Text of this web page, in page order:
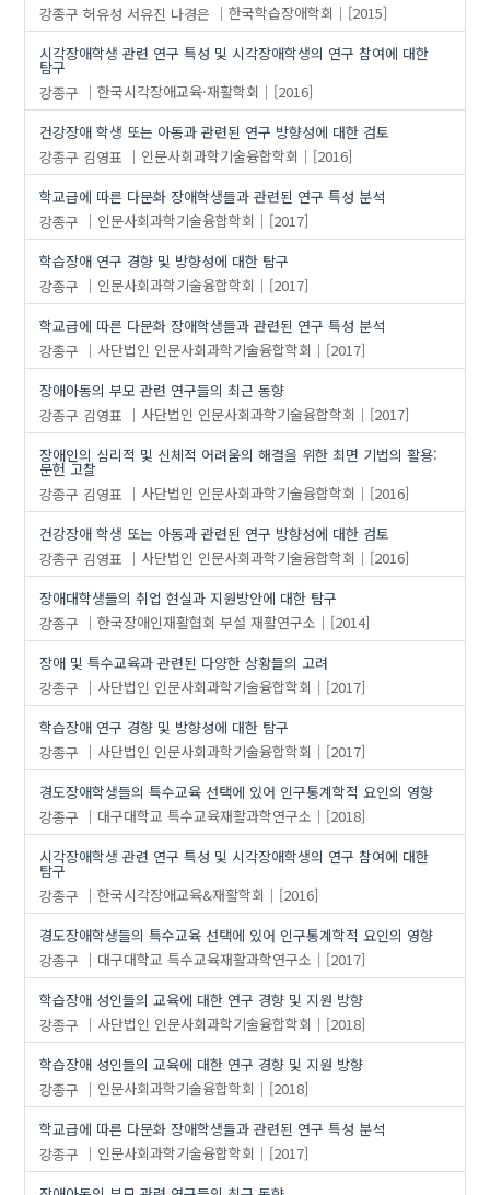
강종구 허유성 서유진 나경은 한국학습장애학회
[2015]
시각장애학생 관련 연구 특성 및 시각장애학생의 연구 참여에 대한
탐구
강종구
한국시각장애교육·재활학회
[2016]
건강장애 학생 또는 아동과 관련된 연구 방향성에 대한 검토
강종구 김영표 인문사회과학기술융합학회
[2016]
학교급에 따른 다문화 장애학생들과 관련된 연구 특성 분석
강종구
인문사회과학기술융합학회
[2017]
학습장애 연구 경향 및 방향성에 대한 탐구
강종구
인문사회과학기술융합학회
[2017]
학교급에 따른 다문화 장애학생들과 관련된 연구 특성 분석
강종구
사단법인 인문사회과학기술융합학회
[2017]
장애아동의 부모 관련 연구들의 최근 동향
강종구 김영표 사단법인 인문사회과학기술융합학회
[2017]
장애인의 심리적 및 신체적 어려움의 해결을 위한 최면 기법의 활용:
문헌 고찰
강종구 김영표 사단법인 인문사회과학기술융합학회
[2016]
건강장애 학생 또는 아동과 관련된 연구 방향성에 대한 검토
강종구 김영표 사단법인 인문사회과학기술융합학회
[2016]
장애대학생들의 취업 현실과 지원방안에 대한 탐구
강종구
한국장애인재활협회 부설 재활연구소
[2014]
장애 및 특수교육과 관련된 다양한 상황들의 고려
강종구
사단법인 인문사회과학기술융합학회
[2017]
학습장애 연구 경향 및 방향성에 대한 탐구
강종구
사단법인 인문사회과학기술융합학회
[2017]
경도장애학생들의 특수교육 선택에 있어 인구통계학적 요인의 영향
강종구
대구대학교 특수교육재활과학연구소
[2018]
시각장애학생 관련 연구 특성 및 시각장애학생의 연구 참여에 대한
탐구
강종구
한국시각장애교육&재활학회
[2016]
경도장애학생들의 특수교육 선택에 있어 인구통계학적 요인의 영향
강종구
대구대학교 특수교육재활과학연구소
[2017]
학습장애 성인들의 교육에 대한 연구 경향 및 지원 방향
강종구
사단법인 인문사회과학기술융합학회
[2018]
학습장애 성인들의 교육에 대한 연구 경향 및 지원 방향
강종구
인문사회과학기술융합학회
[2018]
학교급에 따른 다문화 장애학생들과 관련된 연구 특성 분석
강종구
인문사회과학기술융합학회
[2017]